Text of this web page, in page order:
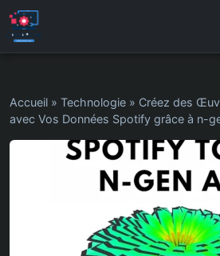
Accueil » Technologie » Créez des
avec Vos Données Spotify grâce à n-